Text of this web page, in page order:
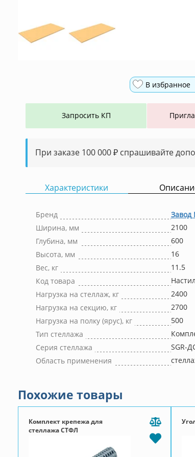
В избранное
Запросить КП
При заказе 100 000 ₽ спрашивайте
Характеристики
Бренд
Завод
Ширина, мм
2100
Глубина, мм
600
Высота, мм
16
Вес, кг
11.5
Код товара
Нагрузка на стеллаж, кг
2400
Нагрузка на секцию, кг
2700
Нагрузка на полку (ярус), кг
500
Тип стеллажа
Серия стеллажа
SGR-
Область применения
Похожие товары
Комплект крепежа для
стеллажа СТФЛ